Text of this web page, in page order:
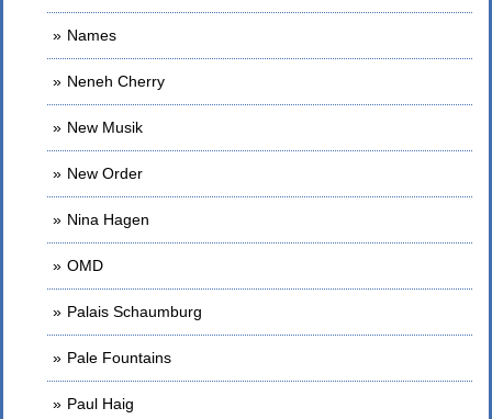
Names
Neneh Cherry
New Musik
New Order
Nina Hagen
OMD
Palais Schaumburg
Pale Fountains
Paul Haig